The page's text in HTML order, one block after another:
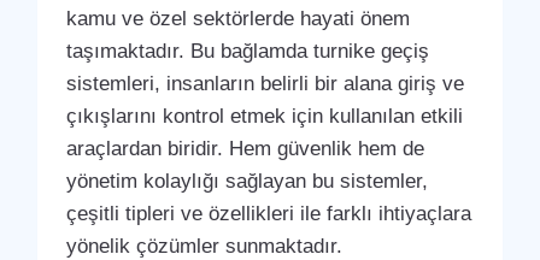
kamu ve özel sektörlerde hayati önem
taşımaktadır. Bu bağlamda turnike geçiş
sistemleri, insanların belirli bir alana giriş ve
çıkışlarını kontrol etmek için kullanılan etkili
araçlardan biridir. Hem güvenlik hem de
yönetim kolaylığı sağlayan bu sistemler,
çeşitli tipleri ve özellikleri ile farklı ihtiyaçlara
yönelik çözümler sunmaktadır.